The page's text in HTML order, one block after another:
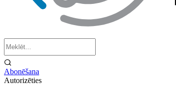
Abonēšana
Autorizēties